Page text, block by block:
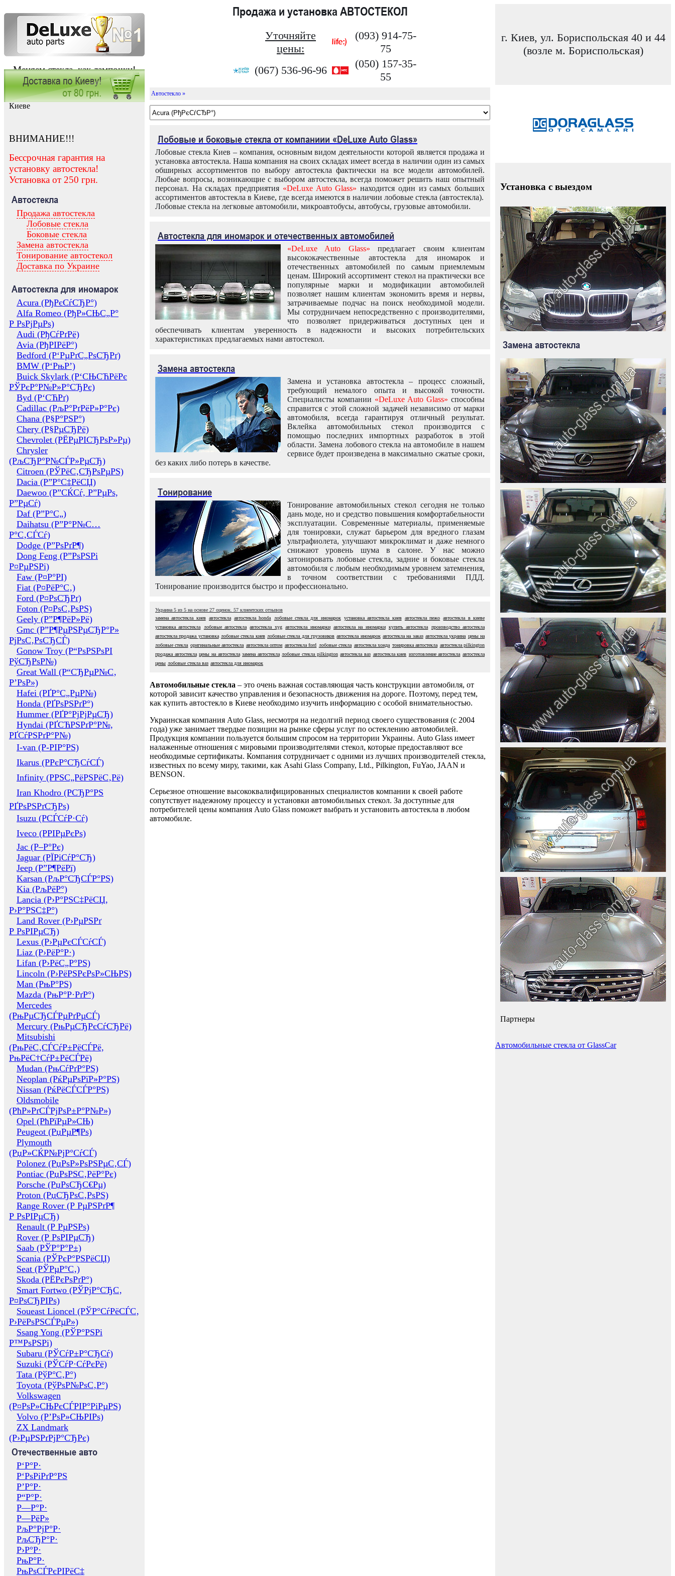
Меняем стекла, как лампочки!
Продажа и установка АВТОСТЕКОЛ
Уточняйте
цены:
(093) 914-75-
75
(067) 536-96-96
(050) 157-35-
55
г. Киев, ул. Бориспольская 40 и 44
(возле м. Бориспольская)
Заказать установку автостекла в
Киеве
ВНИМАНИЕ!!!
Бессрочная гарантия на
установку автостекла!
Установка от 250 грн.
Автостекла
Продажа автостекла
Лобовые стекла
Боковые стекла
Замена автостекла
Тонирование автостекол
Доставка по Украине
Автостекла для иномарок
Acura (РђРєСѓСЂР°)
Alfa Romeo (РђР»СЊС„Р°
Р РѕРјРµРѕ)
Audi (РђСѓРґРё)
Avia (РђРІРёР°)
Bedford (Р‘РµРґС„РѕСЂРґ)
BMW (Р‘РњР’)
Buick Skylark (Р‘СЊСЋРёРє
РЎРєР°Р№Р»Р°СЂРє)
Byd (Р‘СЋРґ)
Cadillac (РљР°РґРёР»Р°Рє)
Chana (Р§Р°РЅР°)
Chery (Р§РµСЂРё)
Chevrolet (РЁРµРІСЂРѕР»Рµ)
Chrysler
(РљСЂР°Р№СЃР»РµСЂ)
Citroen (РЎРёС‚СЂРѕРµРЅ)
Dacia (Р”Р°С‡РёСЏ)
Daewoo (Р”СЌСѓ, Р”РµРѕ,
Р”РµСѓ)
Daf (Р”Р°С„)
Daihatsu (Р”Р°Р№С…
Р°С‚СЃСѓ)
Dodge (Р”РѕРґР¶)
Dong Feng (Р”РѕРЅРі
Р¤РµРЅРі)
Faw (Р¤Р°РІ)
Fiat (Р¤РёР°С‚)
Ford (Р¤РѕСЂРґ)
Foton (Р¤РѕС‚РѕРЅ)
Geely (Р”Р¶РёР»Рё)
Gmc (Р”Р¶РµРЅРµСЂР°Р»
РјРѕС‚РѕСЂСЃ)
Gonow Troy (Р“РѕРЅРѕРІ
РўСЂРѕР№)
Great Wall (Р“СЂРµР№С‚
Р’РѕР»)
Hafei (РҐР°С„РµР№)
Honda (РҐРѕРЅРґР°)
Hummer (РҐР°РјРјРµСЂ)
Hyndai (РҐСЋРЅРґР°Р№,
РҐСѓРЅРґР°Р№)
I-van (Р-РІР°РЅ)
Ikarus (РРєР°СЂСѓСЃ)
Infinity (РРЅС„РёРЅРёС‚Рё)
Iran Khodro (РСЂР°РЅ
РҐРѕРЅРґСЂРѕ)
Isuzu (РСЃСѓР·Сѓ)
Iveco (РРІРµРєРѕ)
Jac (Р–Р°Рє)
Jaguar (РЇРіСѓР°СЂ)
Jeep (Р”Р¶РёРї)
Karsan (РљР°СЂСЃР°РЅ)
Kia (РљРёР°)
Lancia (Р›Р°РЅС‡РёСЏ,
Р›Р°РЅС‡Р°)
Land Rover (Р›РµРЅРґ
Р РѕРІРµСЂ)
Lexus (Р›РµРєСЃСѓСЃ)
Liaz (Р›РёР°Р·)
Lifan (Р›РёС„Р°РЅ)
Lincoln (Р›РёРЅРєРѕР»СЊРЅ)
Man (РњР°РЅ)
Mazda (РњР°Р·РґР°)
Mercedes
(РњРµСЂСЃРµРґРµСЃ)
Mercury (РњРµСЂРєСѓСЂРё)
Mitsubishi
(РњРёС‚СЃСѓР±РёСЃРё,
РњРёС†СѓР±РёСЃРё)
Mudan (РњСѓРґР°РЅ)
Neoplan (РќРµРѕРїР»Р°РЅ)
Nissan (РќРёСЃСЃР°РЅ)
Oldsmobile
(РћР»РґСЃРјРѕР±Р°Р№Р»)
Opel (РћРїРµР»СЊ)
Peugeot (РџРµР¶Рѕ)
Plymouth
(РџР»СЌР№РјР°СѓСЃ)
Polonez (РџРѕР»РѕРЅРµС‚СЃ)
Pontiac (РџРѕРЅС‚РёР°Рє)
Porsche (РџРѕСЂС€Рµ)
Proton (РџСЂРѕС‚РѕРЅ)
Range Rover (Р РµРЅРґР¶
Р РѕРІРµСЂ)
Renault (Р РµРЅРѕ)
Rover (Р РѕРІРµСЂ)
Saab (РЎР°Р°Р±)
Scania (РЎРєР°РЅРёСЏ)
Seat (РЎРµР°С‚)
Skoda (РЁРєРѕРґР°)
Smart Fortwo (РЎРјР°СЂС‚
Р¤РѕСЂРІРѕ)
Soueast Lioncel (РЎР°СѓРёСЃС‚
Р›РёРѕРЅСЃРµР»)
Ssang Yong (РЎР°РЅРі
Р™РѕРЅРі)
Subaru (РЎСѓР±Р°СЂСѓ)
Suzuki (РЎСѓР·СѓРєРё)
Tata (РўР°С‚Р°)
Toyota (РўРѕР№РѕС‚Р°)
Volkswagen
(Р¤РѕР»СЊРєСЃРІР°РіРµРЅ)
Volvo (Р’РѕР»СЊРІРѕ)
ZX Landmark
(Р›РµРЅРґРјР°СЂРє)
Отечественные авто
Р‘Р°Р·
Р‘РѕРіРґР°РЅ
Р’Р°Р·
Р“Р°Р·
Р—Р°Р·
Р—РёР»
РљР°РјР°Р·
РљСЂР°Р·
Р›Р°Р·
РњР°Р·
РњРѕСЃРєРІРёС‡
Автостекло »
Лобовые и боковые стекла от компаниии «DeLuxe Auto Glass»
Лобовые стекла Киев – компания, основным видом деятельности которой является продажа и
установка автостекла. Наша компания на своих складах имеет всегда в наличии один из самых
обширных ассортиментов по выбору автостекла фактически на все модели автомобилей.
Любые вопросы, возникающие с выбором автостекла, всегда поможет решить наш опытный
персонал. На складах предприятия «DeLuxe Auto Glass» находится один из самых больших
ассортиментов автостекла в Киеве, где всегда имеются в наличии лобовые стекла (автостекла).
Лобовые стекла на легковые автомобили, микроавтобусы, автобусы, грузовые автомобили.
Автостекла для иномарок и отечественных автомобилей
«DeLuxe Auto Glass» предлагает своим клиентам
высококачественные автостекла для иномарок и
отечественных автомобилей по самым приемлемым
ценам. Широкий ассортимент стекол на практически все
популярные марки и модификации автомобилей
позволяет нашим клиентам экономить время и нервы,
затрачиваемые подчас на поиск необходимой модели.
Мы сотрудничаем непосредственно с производителями,
что позволяет придерживаться доступных цен и
обеспечивать клиентам уверенность в надежности и высоких потребительских
характеристиках предлагаемых нами автостекол.
Замена автостекла
Замена и установка автостекла – процесс сложный,
требующий немалого опыта и высокой точности.
Специалисты компании «DeLuxe Auto Glass» способны
справится с этой сложной задачей независимо от марки
автомобиля, всегда гарантируя отличный результат.
Вклейка автомобильных стекол производится с
помощью последних импортных разработок в этой
области. Замена лобового стекла на автомобиле в нашем
сервисе будет произведена в максимально сжатые сроки,
без каких либо потерь в качестве.
Тонирование
Тонирование автомобильных стекол сегодня не только
дань моде, но и средство повышения комфортабельности
эксплуатации. Современные материалы, применяемые
для тонировки, служат барьером для вредного глазам
ультрафиолета, улучшают микроклимат и даже немного
снижают уровень шума в салоне. У нас можно
затонировать лобовые стекла, задние и боковые стекла
автомобиля с любым необходимым уровнем затемнения,
в точном соответствии с требованиями ПДД.
Тонирование производится быстро и профессионально.
Украина 5 из 5 на основе 27 оценок. 57 клиентских отзывов
замена автостекла киев автостекла автостекла honda лобовые стекла для иномарок установка автостекла киев автостекла пежо автостекла в киеве
установка автостекла
лобовые автостекла автостекла xyg автостекла иномарки автостекла на иномарки купить автостекла
производство автостекла
автостекла продажа установка лобовые стекла киев лобовые стекла для грузовиков автостекла иномарок автостекла на заказ автостекла украина цены на
лобовые стекла оригинальные автостекла автостекла оптом автостекла ford лобовые стекла автостекла хонда тонировка автостекла автостекла pilkington
продажа автостекла цены на автостекла замена автостекла лобовые стекла pilkington автостекла ваз автостекла киев изготовление автостекла автостекла
цены лобовые стекла ваз автостекла для иномарок
Автомобильные стекла – это очень важная составляющая часть конструкции автомобиля, от
которой зависит качество управления и безопасность движения на дороге. Поэтому, перед тем,
как купить автостекло в Киеве необходимо изучить информацию с особой внимательностью.
Украинская компания Auto Glass, несмотря на недолгий период своего существования (с 2004
года) уже занимает твердые позиции на рынке сферы услуг по остеклению автомобилей.
Продукция компании пользуется большим спросом на территории Украины. Auto Glass имеет
налаженные отношения с мировыми производителями стекол, которые предоставляют все
необходимые сертификаты. Компания сотрудничает с одними из лучших производителей стекла,
известных по всему миру, такими, как Asahi Glass Company, Ltd., Pilkington, FuYao, JAAN и
BENSON.
Серьезное отношение высококвалифицированных специалистов компании к своей работе
сопутствует надежному процессу и установки автомобильных стекол. За доступные для
потребителей цены компания Auto Glass поможет выбрать и установить автостекла в любом
автомобиле.
Установка с выездом
Замена автостекла
Партнеры
Автомобильные стекла от GlassCar